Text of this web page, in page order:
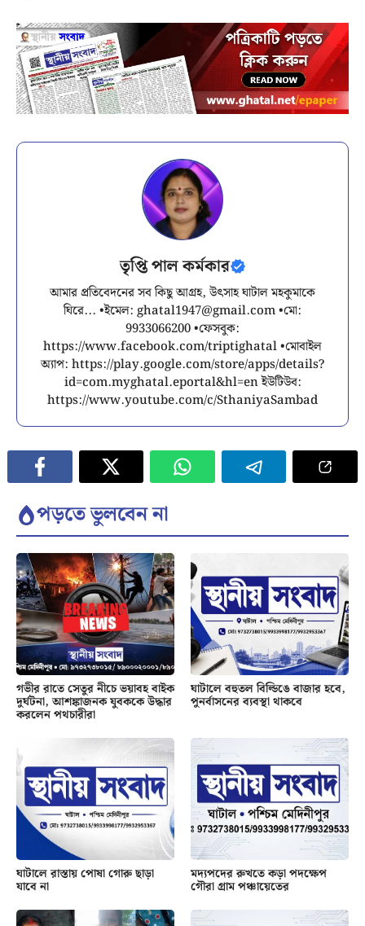
তৃপ্তি পাল কর্মকার
আমার প্রতিবেদনের সব কিছু আগ্রহ, উৎসাহ ঘাটাল মহকুমাকে
ঘিরে... •ইমেল: ghatal1947@gmail.com•মো:
9933066200 •ফেসবুক:
https://www.facebook.com/triptighatal •মোবাইল
অ্যাপ: https://play.google.com/store/apps/details?
id=com.myghatal.eportal&hl=en ইউটিউব:
https://www.youtube.com/c/SthaniyaSambad
পড়তে ভুলবেন না
গভীর রাতে সেতুর নীচে ভয়াবহ বাইক
দুর্ঘটনা, আশঙ্কাজনক যুবককে উদ্ধার
করলেন পথচারীরা
ঘাটালে বহুতল বিল্ডিঙে বাজার হবে,
পুনর্বাসনের ব্যবস্থা থাকবে
ঘাটালে রাস্তায় পোষা গোরু ছাড়া
যাবে না
মদ্যপদের রুখতে কড়া পদক্ষেপ
গৌরা গ্রাম পঞ্চায়েতের